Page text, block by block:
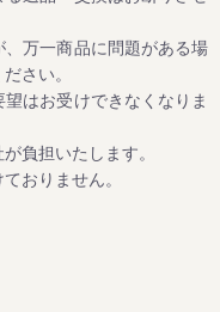
得キャンペーン開催
、高級南高梅のご家
トが大変お得にお買
ます。また、期間中
万一商品に問題がある場
さい。
はお受けできなくなりま
負担いたします。
おりません。